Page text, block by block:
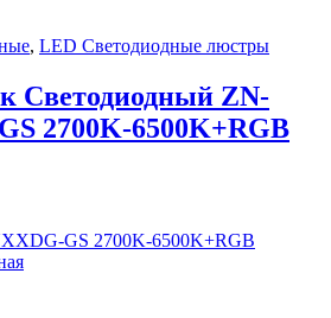
, LED Светодиодные люстры
Светодиодный ZN-
2700K-6500K+RGB
GS 2700K-6500K+RGB